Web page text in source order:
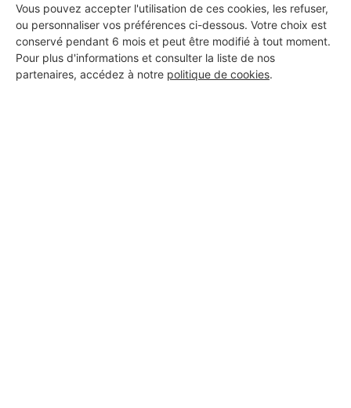
Vous pouvez accepter l'utilisation de ces cookies, les refuser,
ou personnaliser vos préférences ci-dessous. Votre choix est
conservé pendant 6 mois et peut être modifié à tout moment.
Pour plus d'informations et consulter la liste de nos
partenaires, accédez à notre politique de cookies.
DEMANDER UN DEVIS